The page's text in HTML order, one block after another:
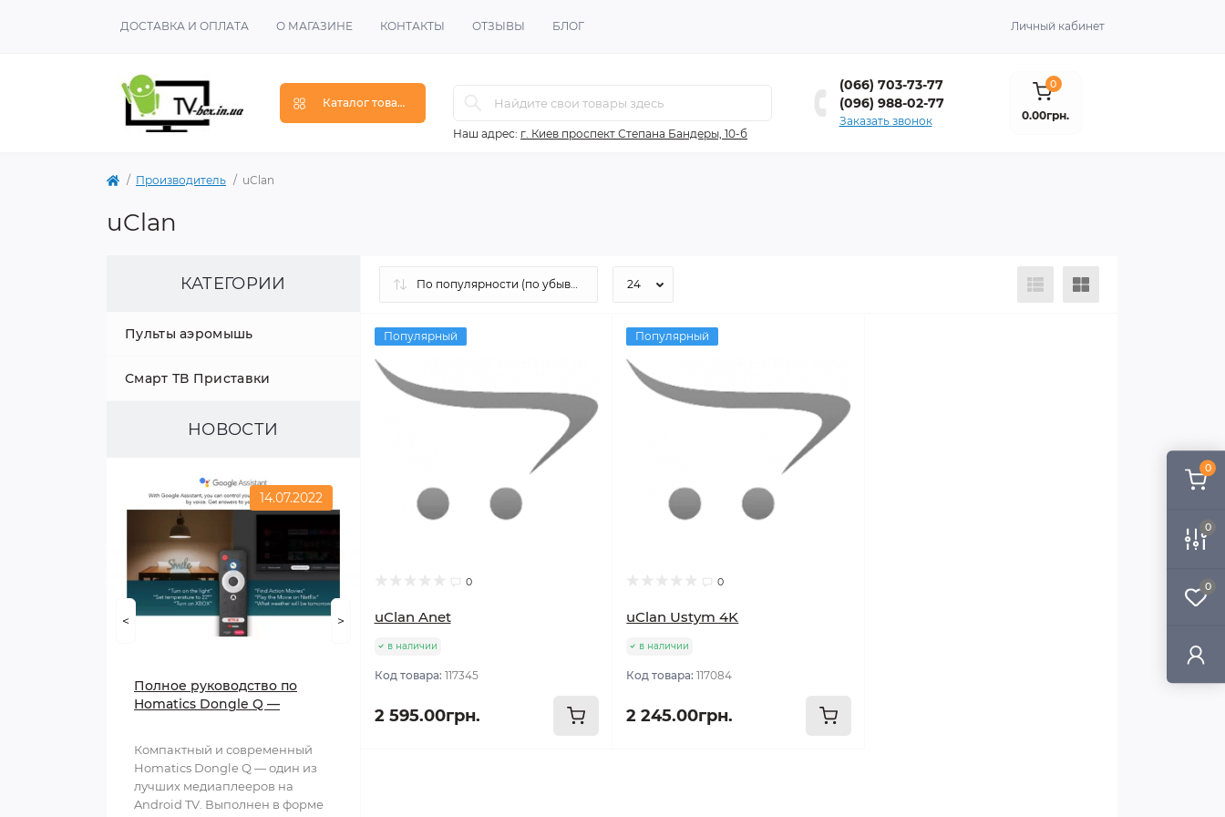
0
0
0
ДОСТАВКА И ОПЛАТА О МАГАЗИНЕ КОНТАКТЫ ОТЗЫВЫ БЛОГ Личный кабинет
Каталог товаров
Наш адрес: г. Киев проспект Степана Бандеры, 10-б
(066) 703-73-77
(096) 988-02-77
Заказать звонок
0
0.00грн.
Производитель uClan
uClan
КАТЕГОРИИ
Пульты аэромышь
Смарт ТВ Приставки
НОВОСТИ
14.07.2022
Полное руководство по
Homatics Dongle Q —
Android TV
Компактный и современный
Homatics Dongle Q — один из
лучших медиаплееров на
Android TV. Выполнен в форме
< >
Популярный
0
uClan Anet
в наличии
Код товара: 117345
2 595.00грн.
Популярный
0
uClan Ustym 4K
в наличии
Код товара:117084
2 245.00грн.